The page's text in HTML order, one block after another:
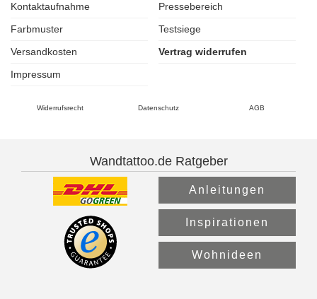
Kontaktaufnahme
Pressebereich
Farbmuster
Testsiege
Versandkosten
Vertrag widerrufen
Impressum
Widerrufsrecht Datenschutz AGB
Wandtattoo.de Ratgeber
Anleitungen
Inspirationen
Wohnideen